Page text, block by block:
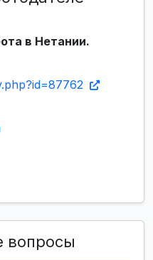
в Нетании.
вопросы